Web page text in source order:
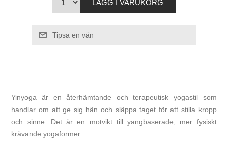
Yinyoga är en återhämtande och terapeutisk yogastil som
handlar om att ge sig hän och släppa taget för att stilla kropp
och sinne. Det är en motvikt till yangbaserade, mer fysiskt
krävande yogaformer.